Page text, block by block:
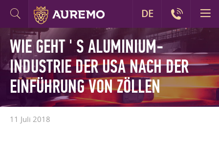
WIE GEHT ' S ALUMINIUM-
INDUSTRIE DER USA NACH DER
EINFÜHRUNG VON ZÖLLEN
11 Juli 2018
DE